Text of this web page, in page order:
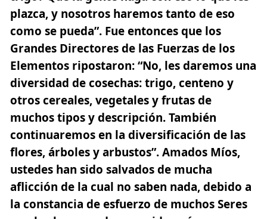
plazca, y nosotros haremos tanto de eso
como se pueda”. Fue entonces que los
Grandes Directores de las Fuerzas de los
Elementos ripostaron: “No, les daremos una
diversidad de cosechas: trigo, centeno y
otros cereales, vegetales y frutas de
muchos tipos y descripción. También
continuaremos en la diversificación de las
flores, árboles y arbustos”. Amados Míos,
ustedes han sido salvados de mucha
aflicción de la cual no saben nada, debido a
la constancia de esfuerzo de muchos Seres